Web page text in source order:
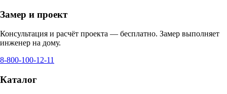
Замер и проект
Консультация и расчёт проекта — бесплатно. Замер выполняет
инженер на дому.
8-800-100-12-11
Каталог